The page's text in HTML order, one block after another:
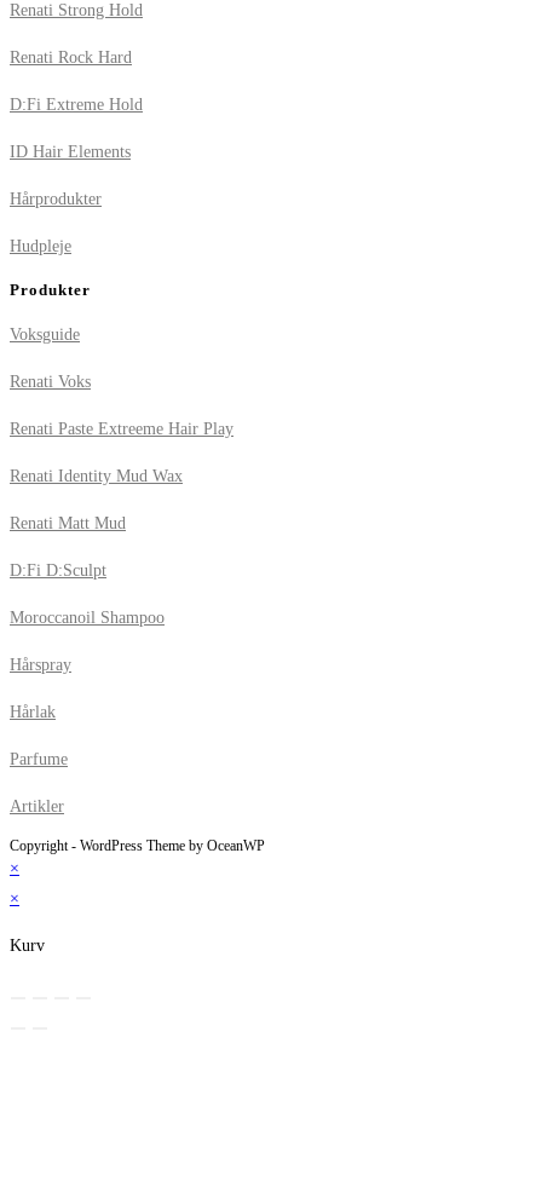
Renati Strong Hold
Renati Rock Hard
D:Fi Extreme Hold
ID Hair Elements
Hårprodukter
Hudpleje
Produkter
Voksguide
Renati Voks
Renati Paste Extreeme Hair Play
Renati Identity Mud Wax
Renati Matt Mud
D:Fi D:Sculpt
Moroccanoil Shampoo
Hårspray
Hårlak
Parfume
Artikler
Copyright - WordPress Theme by OceanWP
×
×
Kurv